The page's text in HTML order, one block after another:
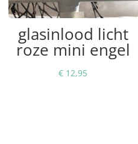
glasinlood licht
roze mini engel
€ 12,95